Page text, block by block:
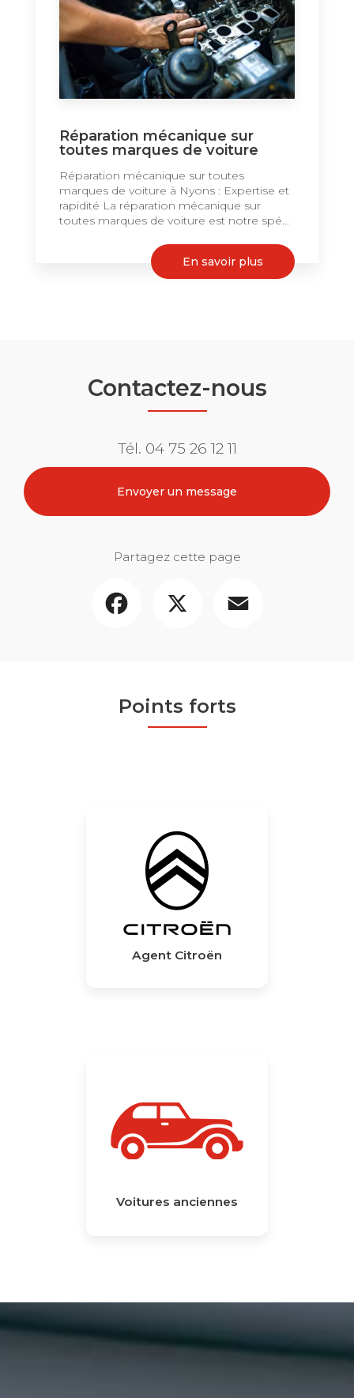
Réparation mécanique sur
toutes marques de voiture
Réparation mécanique sur toutes
marques de voiture à Nyons : Expertise et
rapidité La réparation mécanique sur
toutes marques de voiture est notre spé...
En savoir plus
Contactez-nous
Tél. 04 75 26 12 11
Envoyer un message
Partagez cette page
Points forts
Agent Citroën
Voitures anciennes